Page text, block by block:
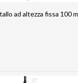
ad altezza fissa 100